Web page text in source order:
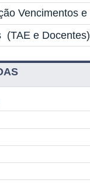
Vencimentos
(TAE e Docentes)